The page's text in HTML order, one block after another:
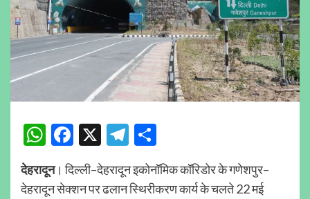
WhatsApp
Facebook
X Telegram
देहरादून। दिल्ली–देहरादून इकोनॉमिक कॉरिडोर के गणेशपुर–
देहरादून सेक्शन पर ढलान स्थिरीकरण कार्य के चलते 22 मई